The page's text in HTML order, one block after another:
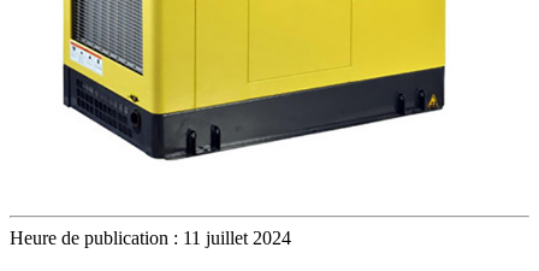
Heure de publication : 11 juillet 2024